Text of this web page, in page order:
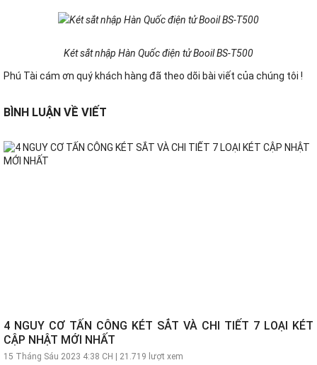
Két sắt nhập Hàn Quốc điện tử Booil BS-T500
Phú Tài cám ơn quý khách hàng đã theo dõi bài viết của chúng tôi !
BÌNH LUẬN VỀ VIẾT
4 NGUY CƠ TẤN CÔNG KÉT SẮT VÀ CHI TIẾT 7 LOẠI KÉT
CẬP NHẬT MỚI NHẤT
15 Tháng Sáu 2023 4:38 CH 21.719 lượt xem